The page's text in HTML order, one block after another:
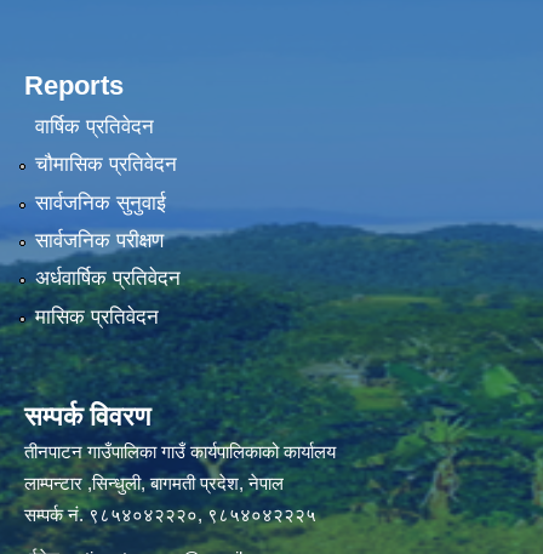
Reports
वार्षिक प्रतिवेदन
चौमासिक प्रतिवेदन
सार्वजनिक सुनुवाई
सार्वजनिक परीक्षण
अर्धवार्षिक प्रतिवेदन
मासिक प्रतिवेदन
सम्पर्क विवरण
तीनपाटन गाउँपालिका गाउँ कार्यपालिकाको कार्यालय
लाम्पन्टार ,सिन्धुली, बागमती प्रदेश, नेपाल
सम्पर्क नं. ९८५४०४२२२०, ९८५४०४२२२५